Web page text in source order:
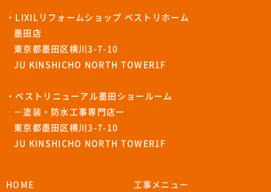
・LIXILリフォームショップ ベストリホーム
墨田店
東京都墨田区横川3-7-10
JU KINSHICHO NORTH TOWER1F
・ベストリニューアル墨田ショールーム
－塗装・防水工事専門店ー
東京都墨田区横川3-7-10
JU KINSHICHO NORTH TOWER1F
HOME
工事メニュー